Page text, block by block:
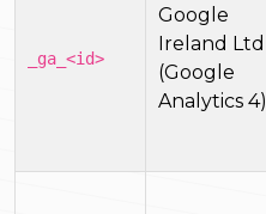
_ga_<id>
Google
Ireland Ltd
(Google
Analytics 4)